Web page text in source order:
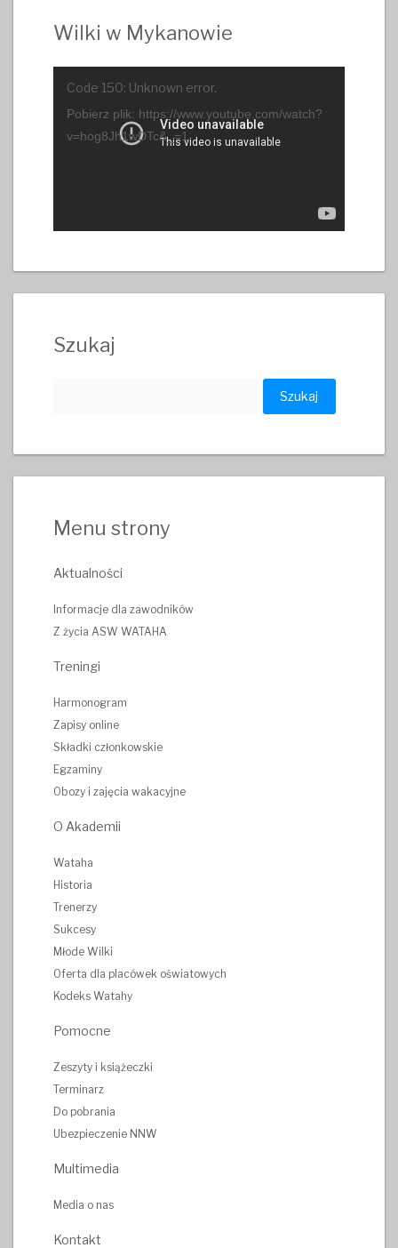
Wilki w Mykanowie
Code 150: Unknown error.
Pobierz plik: https://www.youtube.com/watch?
v=hog8Jh1wDTc&_=1
Szukaj
Menu strony
Aktualności
Informacje dla zawodników
Z życia ASW WATAHA
Treningi
Harmonogram
Zapisy online
Składki członkowskie
Egzaminy
Obozy i zajęcia wakacyjne
O Akademii
Wataha
Historia
Trenerzy
Sukcesy
Młode Wilki
Oferta dla placówek oświatowych
Kodeks Watahy
Pomocne
Zeszyty i książeczki
Terminarz
Do pobrania
Ubezpieczenie NNW
Multimedia
Media o nas
Kontakt